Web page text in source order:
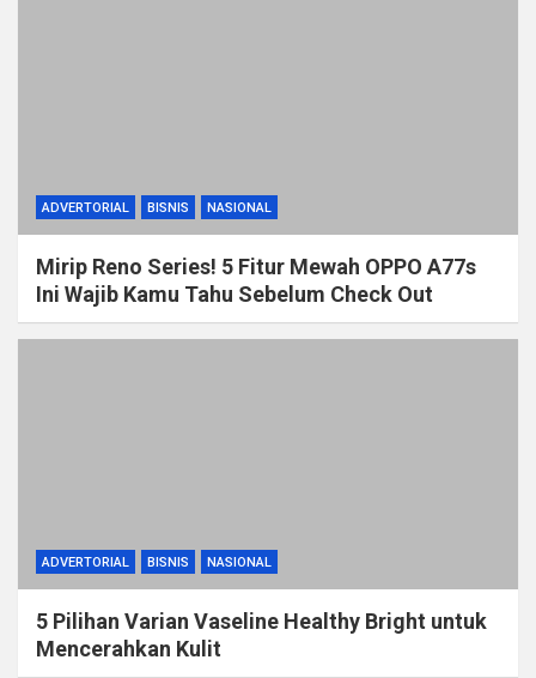
ADVERTORIAL BISNIS NASIONAL
Mirip Reno Series! 5 Fitur Mewah OPPO A77s
Ini Wajib Kamu Tahu Sebelum Check Out
ADVERTORIAL BISNIS NASIONAL
5 Pilihan Varian Vaseline Healthy Bright untuk
Mencerahkan Kulit